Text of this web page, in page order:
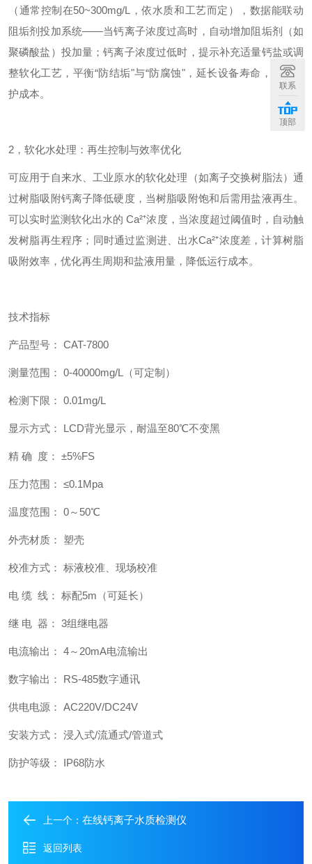
（通常控制在50~300mg/L，依水质和工艺而定），数据能联动
阻垢剂投加系统——当钙离子浓度过高时，自动增加阻垢剂（如
聚磷酸盐）投加量；钙离子浓度过低时，提示补充适量钙盐或调
整软化工艺，平衡“防结垢"与“防腐蚀"，延长设备寿命，降低维
护成本。
2，软化水处理：再生控制与效率优化
可应用于自来水、工业原水的软化处理（如离子交换树脂法）通
过树脂吸附钙离子降低硬度，当树脂吸附饱和后需用盐液再生。
可以实时监测软化出水的 Ca²⁺浓度，当浓度超过阈值时，自动触
发树脂再生程序；同时通过监测进、出水Ca²⁺浓度差，计算树脂
吸附效率，优化再生周期和盐液用量，降低运行成本。
技术指标
产品型号： CAT-7800
测量范围： 0-40000mg/L（可定制）
检测下限： 0.01mg/L
显示方式： LCD背光显示，耐温至80℃不变黑
精 确 度： ±5%FS
压力范围： ≤0.1Mpa
温度范围： 0～50℃
外壳材质： 塑壳
校准方式： 标液校准、现场校准
电 缆 线： 标配5m（可延长）
继 电 器： 3组继电器
电流输出： 4～20mA电流输出
数字输出： RS-485数字通讯
供电电源： AC220V/DC24V
安装方式： 浸入式/流通式/管道式
防护等级： IP68防水
上一个： 在线钙离子水质检测仪
返回列表
联系
顶部